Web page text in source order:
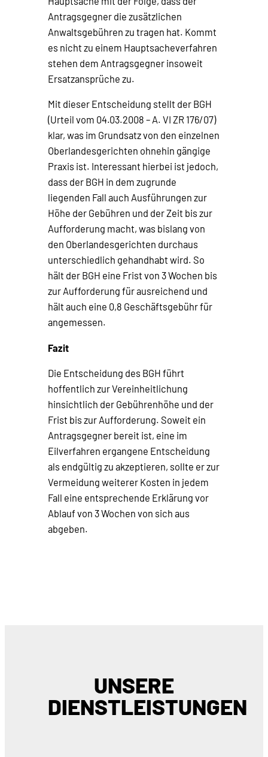
Antragsgegner die zusätzlichen
Anwaltsgebühren zu tragen hat. Kommt
es nicht zu einem Hauptsacheverfahren
stehen dem Antragsgegner insoweit
Ersatzansprüche zu.
Mit dieser Entscheidung stellt der BGH
(Urteil vom 04.03.2008 – A. VI ZR 176/07)
klar, was im Grundsatz von den einzelnen
Oberlandesgerichten ohnehin gängige
Praxis ist. Interessant hierbei ist jedoch,
dass der BGH in dem zugrunde
liegenden Fall auch Ausführungen zur
Höhe der Gebühren und der Zeit bis zur
Aufforderung macht, was bislang von
den Oberlandesgerichten durchaus
unterschiedlich gehandhabt wird. So
hält der BGH eine Frist von 3 Wochen bis
zur Aufforderung für ausreichend und
hält auch eine 0,8 Geschäftsgebühr für
angemessen.
Fazit
Die Entscheidung des BGH führt
hoffentlich zur Vereinheitlichung
hinsichtlich der Gebührenhöhe und der
Frist bis zur Aufforderung. Soweit ein
Antragsgegner bereit ist, eine im
Eilverfahren ergangene Entscheidung
als endgültig zu akzeptieren, sollte er zur
Vermeidung weiterer Kosten in jedem
Fall eine entsprechende Erklärung vor
Ablauf von 3 Wochen von sich aus
abgeben.
UNSERE
DIENSTLEISTUNGEN